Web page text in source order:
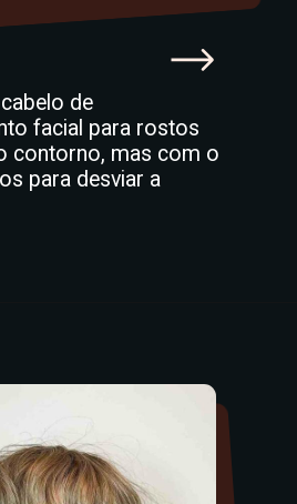
de
facial para rostos
contorno, mas com o
para desviar a